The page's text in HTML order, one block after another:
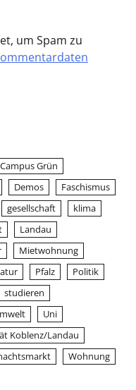
um Spam zu
Campus Grün
Demos
Faschismus
gesellschaft
klima
Landau
Mietwohnung
Pfalz
Politik
studieren
Uni
Koblenz/Landau
Wohnung